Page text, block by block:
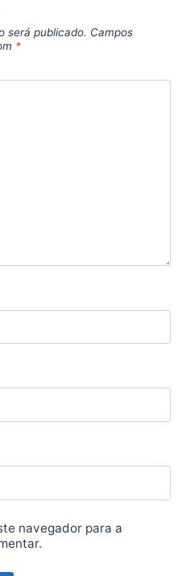
será publicado. Campos
*
navegador para a